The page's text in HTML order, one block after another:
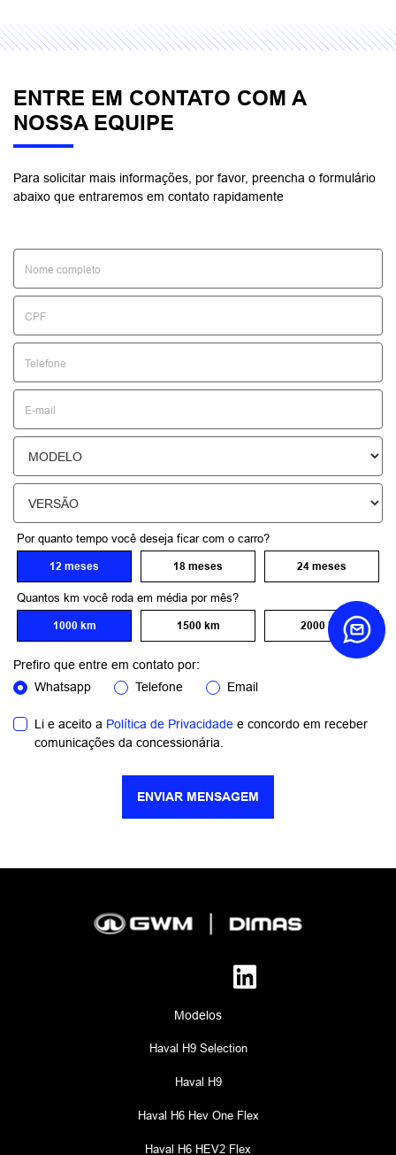
ENTRE EM CONTATO COM A
NOSSA EQUIPE
Para solicitar mais informações, por favor, preencha o formulário
abaixo que entraremos em contato rapidamente
Por quanto tempo você deseja ficar com o carro?
12 meses 18 meses 24 meses
Quantos km você roda em média por mês?
1000 km 1500 km 2000 km
Prefiro que entre em contato por:
Whatsapp
Telefone Email
Li e aceito a Política de Privacidade e concordo em receber
comunicações da concessionária.
ENVIAR MENSAGEM
Modelos
Haval H9 Selection
Haval H9
Haval H6 Hev One Flex
Haval H6 HEV2 Flex